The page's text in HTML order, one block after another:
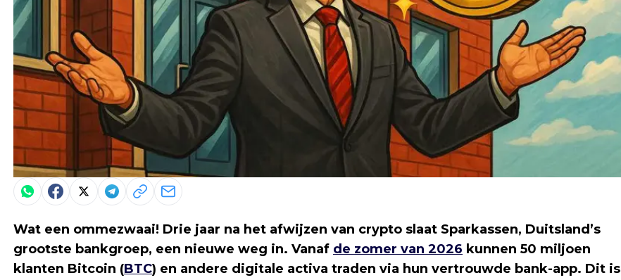
Wat een ommezwaai! Drie jaar na het afwijzen van crypto slaat Sparkassen, Duitsland’s
grootste bankgroep, een nieuwe weg in. Vanaf de zomer van 2026 kunnen 50 miljoen
klanten Bitcoin (BTC) en andere digitale activa traden via hun vertrouwde bank-app. Dit is